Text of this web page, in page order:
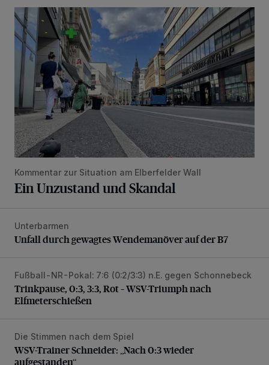
Ein Unzustand und Skandal
Kommentar zur Situation am Elberfelder Wall
Ein Unzustand und Skandal
Unfall durch gewagtes Wendemanöver auf der B7
Unterbarmen
Unfall durch gewagtes Wendemanöver auf der B7
Trinkpause, 0:3, 3:3, Rot – WSV-Triumph nach
Fußball-NR-Pokal: 7:6 (0:2/3:3) n.E. gegen Schonnebeck
Trinkpause, 0:3, 3:3, Rot – WSV-Triumph nach
Elfmeterschießen
WSV-Trainer Schneider: „Nach 0:3 wieder aufgestanden“
Die Stimmen nach dem Spiel
WSV-Trainer Schneider: „Nach 0:3 wieder
aufgestanden“